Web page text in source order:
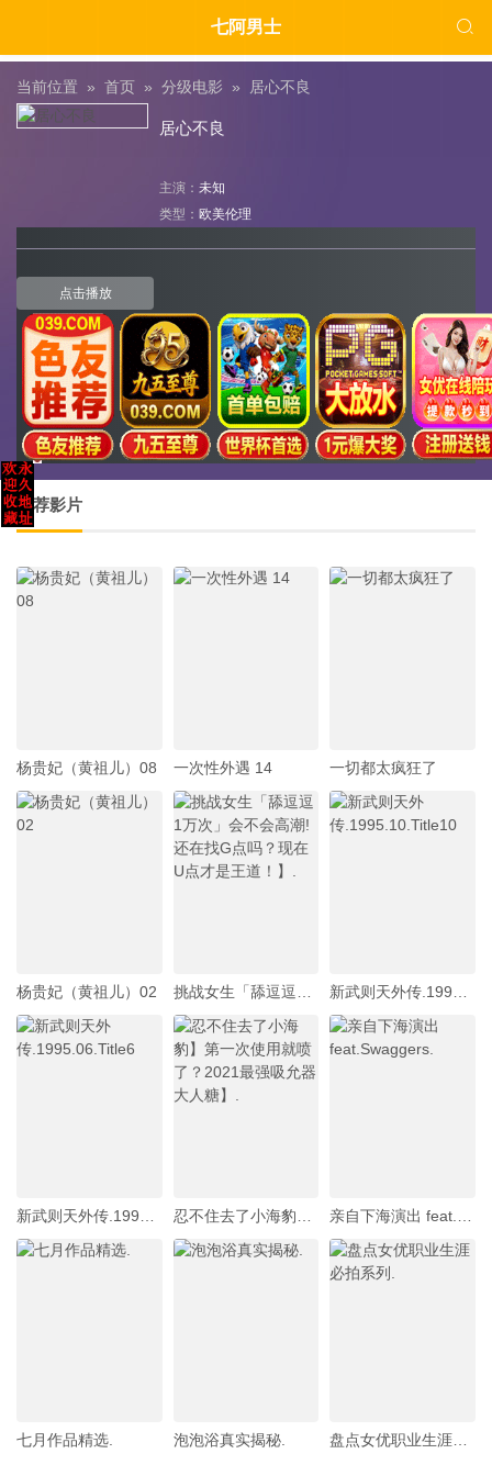
七阿男士 
当前位置 » 首页 » 分级电影 » 居心不良
居心不良
主演： 未知
类型： 欧美伦理
点击播放
推荐影片
杨贵妃（黄祖儿）08 一次性外遇 14 一切都太疯狂了
杨贵妃（黄祖儿）02
七月作品精选. 泡泡浴真实揭秘.